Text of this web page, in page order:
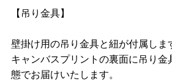
【吊り金具】
壁掛け用の吊り金具と紐が付属しま
キャンバスプリントの裏面に吊り金
態でお届けいたします。